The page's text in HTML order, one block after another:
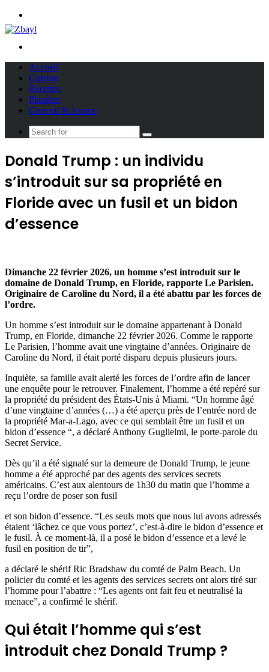
Accueil
Cuisine
Recettes
Planètes
General & Astuce
Search
Donald Trump : un individu
s’introduit sur sa propriété en
Floride avec un fusil et un bidon
d’essence
Dimanche 22 février 2026, un homme s’est introduit sur le
domaine de Donald Trump, en Floride, rapporte Le Parisien.
Originaire de Caroline du Nord, il a été abattu par les forces de
l’ordre.
Un homme s’est introduit sur le domaine appartenant à Donald
Trump, en Floride, dimanche 22 février 2026. Comme le rapporte
Le Parisien, l’homme avait une vingtaine d’années. Originaire de
Caroline du Nord, il était porté disparu depuis plusieurs jours.
Inquiète, sa famille avait alerté les forces de l’ordre afin de lancer
une enquête pour le retrouver. Finalement, l’homme a été repéré sur
la propriété du président des États-Unis à Miami. “Un homme âgé
d’une vingtaine d’années (…) a été aperçu près de l’entrée nord de
la propriété Mar-a-Lago, avec ce qui semblait être un fusil et un
bidon d’essence “, a déclaré Anthony Guglielmi, le porte-parole du
Secret Service.
Dès qu’il a été signalé sur la demeure de Donald Trump, le jeune
homme a été approché par des agents des services secrets
américains. C’est aux alentours de 1h30 du matin que l’homme a
reçu l’ordre de poser son fusil
et son bidon d’essence. “Les seuls mots que nous lui avons adressés
étaient ‘lâchez ce que vous portez’, c’est-à-dire le bidon d’essence et
le fusil. À ce moment-là, il a posé le bidon d’essence et a levé le
fusil en position de tir”,
a déclaré le shérif Ric Bradshaw du comté de Palm Beach. Un
policier du comté et les agents des services secrets ont alors tiré sur
l’homme pour l’abattre : “Les agents ont fait feu et neutralisé la
menace”, a confirmé le shérif.
Qui était l’homme qui s’est
introduit chez Donald Trump ?